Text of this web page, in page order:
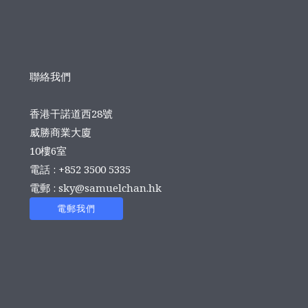
聯絡我們
香港干諾道西28號
威勝商業大廈
10樓6室
電話 : +852 3500 5335
電郵 : sky@samuelchan.hk
電郵我們